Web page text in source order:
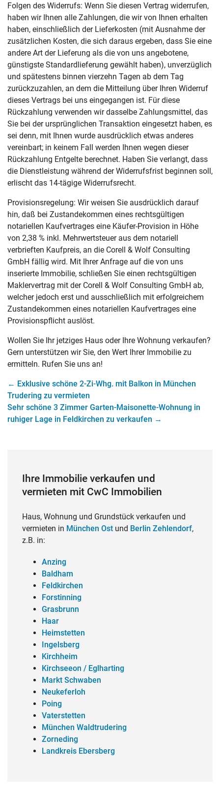
Folgen des Widerrufs: Wenn Sie diesen Vertrag widerrufen,
haben wir Ihnen alle Zahlungen, die wir von Ihnen erhalten
haben, einschließlich der Lieferkosten (mit Ausnahme der
zusätzlichen Kosten, die sich daraus ergeben, dass Sie eine
andere Art der Lieferung als die von uns angebotene,
günstigste Standardlieferung gewählt haben), unverzüglich
und spätestens binnen vierzehn Tagen ab dem Tag
zurückzuzahlen, an dem die Mitteilung über Ihren Widerruf
dieses Vertrags bei uns eingegangen ist. Für diese
Rückzahlung verwenden wir dasselbe Zahlungsmittel, das
Sie bei der ursprünglichen Transaktion eingesetzt haben, es
sei denn, mit Ihnen wurde ausdrücklich etwas anderes
vereinbart; in keinem Fall werden Ihnen wegen dieser
Rückzahlung Entgelte berechnet. Haben Sie verlangt, dass
die Dienstleistung während der Widerrufsfrist beginnen soll,
erlischt das 14-tägige Widerrufsrecht.
Provisionsregelung: Wir weisen Sie ausdrücklich darauf
hin, daß bei Zustandekommen eines rechtsgültigen
notariellen Kaufvertrages eine Käufer-Provision in Höhe
von 2,38 % inkl. Mehrwertsteuer aus dem notariell
verbrieften Kaufpreis, an die Corell & Wolf Consulting
GmbH fällig wird. Mit Ihrer Anfrage auf die von uns
inserierte Immobilie, schließen Sie einen rechtsgültigen
Maklervertrag mit der Corell & Wolf Consulting GmbH ab,
welcher jedoch erst und ausschließlich mit erfolgreichem
Zustandekommen eines notariellen Kaufvertrages eine
Provisionspflicht auslöst.
Wollen Sie Ihr jetziges Haus oder Ihre Wohnung verkaufen?
Gern unterstützen wir Sie, den Wert Ihrer Immobilie zu
ermitteln. Rufen Sie uns an!
← Exklusive schöne 2-Zi-Whg. mit Balkon in München
Trudering zu vermieten
Sehr schöne 3 Zimmer Garten-Maisonette-Wohnung in
ruhiger Lage in Feldkirchen zu verkaufen →
Ihre Immobilie verkaufen und
vermieten mit CwC Immobilien
Haus, Wohnung und Grundstück verkaufen und
vermieten in München Ost und Berlin Zehlendorf,
z.B. in:
Anzing
Baldham
Feldkirchen
Forstinning
Grasbrunn
Haar
Heimstetten
Ingelsberg
Kirchheim
Kirchseeon / Eglharting
Markt Schwaben
Neukeferloh
Poing
Vaterstetten
München Waldtrudering
Zorneding
Landkreis Ebersberg